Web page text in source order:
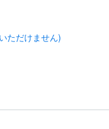
ただけません)